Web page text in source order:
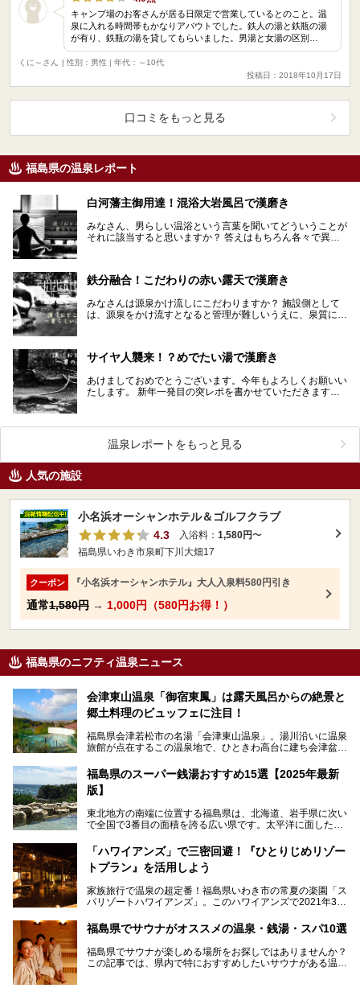
キャンプ場のお客さんが居る日限定で営業しているとのこと。温
泉に入れる時間帯もかなりアバウトでした。鉄人の湯と鉄瓶の湯
が有り、鉄瓶の湯を貸してもらいました。男湯と女湯の区別…
くに～さん
| 性別：男性 | 年代：～10代
投稿日：2018年10月17日
口コミをもっと見る
福島県の温泉レポート
白河藩主御用達！混浴大岩風呂で漢磨き
みなさん、男らしい温浴という言葉を聞いてどういうことが
それに該当すると思いますか？ 答えはもちろん各々で異な
鉄分融合！こだわりの赤い露天で漢磨き
みなさんは源泉かけ流しにこだわりますか？ 施設側として
は、源泉をかけ流すとなると管理が難しいうえに、泉質によ
サイヤ人襲来！？めでたい湯で漢磨き
あけましておめでとうございます。今年もよろしくお願いい
たします。 新年一発目の突レポを書かせていただきます。
温泉レポートをもっと見る
人気の施設
小名浜オーシャンホテル＆ゴルフクラブ
4.3
入浴料： 1,580円〜
福島県いわき市泉町下川大畑17
クーポン 『小名浜オーシャンホテル』大人入泉料580円引き
通常1,580円 → 1,000円（580円お得！）
福島県のニフティ温泉ニュース
会津東山温泉「御宿東鳳」は露天風呂からの絶景と
郷土料理のビュッフェに注目！
福島県会津若松市の名湯「会津東山温泉」。湯川沿いに温泉
旅館が点在するこの温泉地で、ひときわ高台に建ち会津盆地
ELS & RESORTSの「御宿東鳳」です。
大浴場は「宙の湯」「棚雲の湯」の2つ。いずれも素晴らし
の郷土料理など夕朝食の美味しさも評判。人気のこのお宿の
過ごし方を徹底紹介いたします。
───
提供元：オリックス・ホテルマネジメント株式会社【PR】
この記事は会津東山温泉 御宿東鳳のPR記事です。
福島県のスーパー銭湯おすすめ15選【2025年最新
版】
東北地方の南端に位置する福島県は、北海道、岩手県に次い
で全国で3番目の面積を誇る広い県です。太平洋に面した
る「中通り」、磐梯山や猪苗代湖、五色沼、尾瀬湿原などが
ある「会津地方」まで、変化に富んだ自然を楽しめるのが魅
力です。
も良好で、首都圏からの週末旅行先としても人気の福島県。
そんな福島県でチェックしておきたい、評判のスーパー銭湯
「ハワイアンズ」で三密回避！『ひとりじめリゾー
トプラン』を活用しよう
家族旅行で温泉の超定番！福島県いわき市の常夏の楽園「ス
パリゾートハワイアンズ」。このハワイアンズで2021年3月
く温泉編」をスタートしました。
子供と一緒に安心して温泉に行きたい、そんな方にお役立ち
のこのプランをはじめとして、ハワイアンズの「ひとりじめ
リゾートプラン」の魅力をご紹介します。
福島県でサウナがオススメの温泉・銭湯・スパ10選
福島県でサウナが楽しめる場所をお探しではありませんか？
この記事では、県内で特におすすめしたいサウナがある温泉